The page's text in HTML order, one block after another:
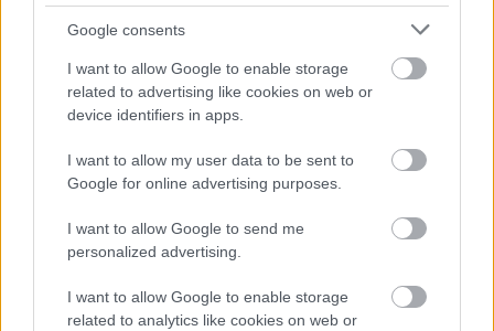
Google consents
I want to allow Google to enable storage
related to advertising like cookies on web or
device identifiers in apps.
I want to allow my user data to be sent to
Google for online advertising purposes.
I want to allow Google to send me
personalized advertising.
I want to allow Google to enable storage
related to analytics like cookies on web or
Ezért párásodik be állandóan az ablak – egyszerűbb a
megoldás, mint gondolnád